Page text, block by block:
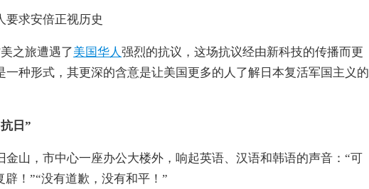
求安倍正视历史
之旅遭遇了美国华人强烈的抗议，这场抗议经由新科技的传播而更
一种形式，其更深的含意是让美国更多的人了解日本复活军国主义的
日”
山，市中心一座办公大楼外，响起英语、汉语和韩语的声音：“可
辟！”“没有道歉，没有和平！”